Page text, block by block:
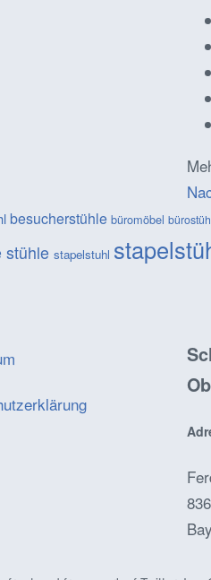
besucherstühle büromöbel
stühle stapelstuhl